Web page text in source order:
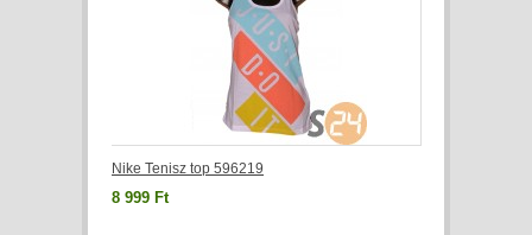
Nike Tenisz top 596219
8 999 Ft